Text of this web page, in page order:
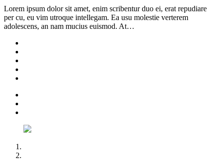
Lorem ipsum dolor sit amet, enim scribentur duo ei, erat repudiare
per cu, eu vim utroque intellegam. Ea usu molestie verterem
adolescens, an nam mucius euismod. At…